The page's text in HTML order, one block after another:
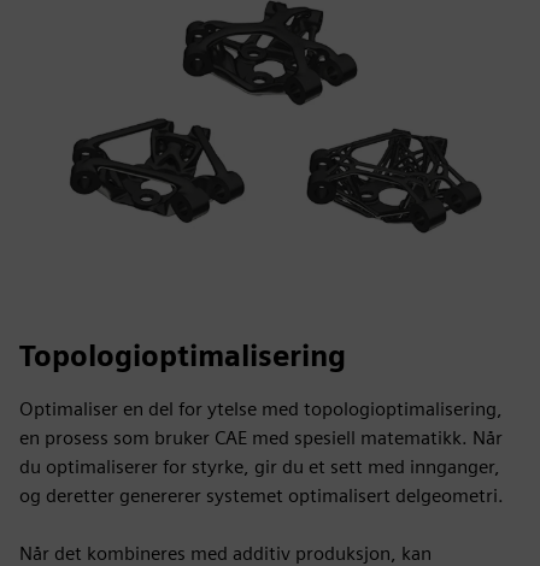
Topologioptimalisering
Optimaliser en del for ytelse med topologioptimalisering,
en prosess som bruker CAE med spesiell matematikk. Når
du optimaliserer for styrke, gir du et sett med innganger,
og deretter genererer systemet optimalisert delgeometri.
Når det kombineres med additiv produksjon, kan